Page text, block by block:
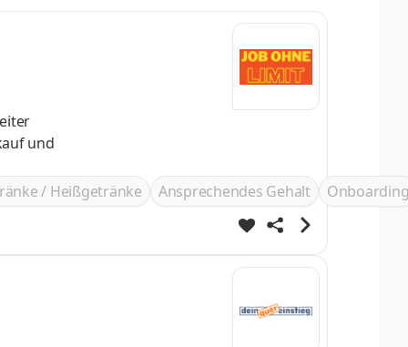
/ Heißgetränke Ansprechendes Gehalt